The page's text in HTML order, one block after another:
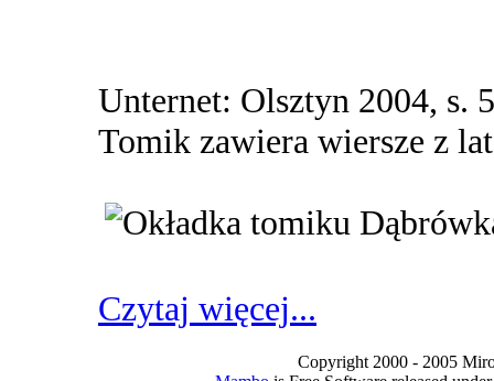
Unternet: Olsztyn 2004, s.
Tomik zawiera wiersze z
Czytaj więcej...
Copyright 2000 - 2005